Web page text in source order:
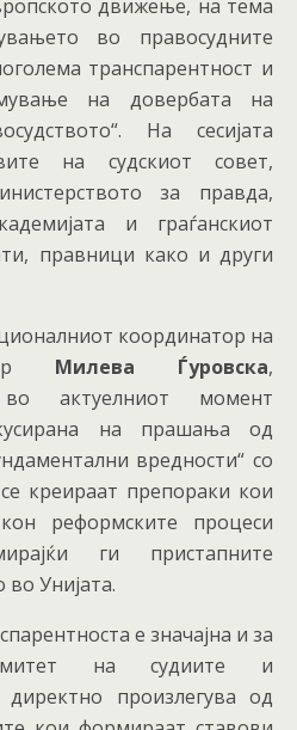
движење, на тема
во правосудните
транспарентност и
на довербата на
На сесијата
на судскиот совет,
за правда,
и граѓанскиот
правници како и други
координатор на
Милева Ѓуровска,
актуелниот момент
на прашања од
вредности“ со
креираат препораки кои
реформските процеси
ги пристапните
во Унијата.
е значајна и за
на судиите и
произлегува од